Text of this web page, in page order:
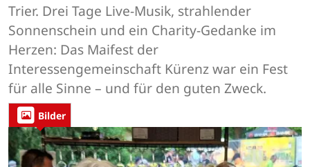
Trier. Drei Tage Live-Musik, strahlender
Sonnenschein und ein Charity-Gedanke im
Herzen: Das Maifest der
Interessengemeinschaft Kürenz war ein Fest
für alle Sinne – und für den guten Zweck.
Bilder